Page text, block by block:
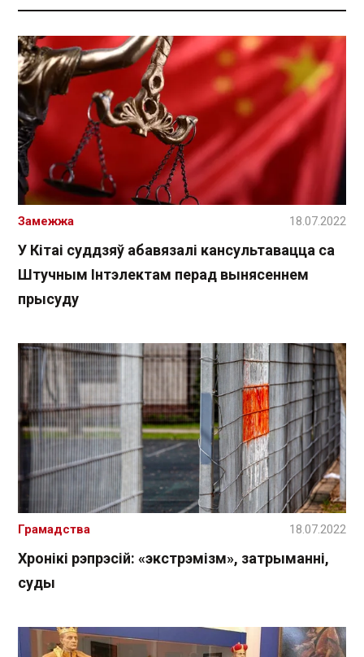
У Кітаі суддзяў абавязалі кансультавацца са
Штучным Інтэлектам перад вынясеннем
прысуду
Замежжа 18.07.2022
Хронікі рэпрэсій: «экстрэмізм», затрыманні,
суды
Грамадства 18.07.2022